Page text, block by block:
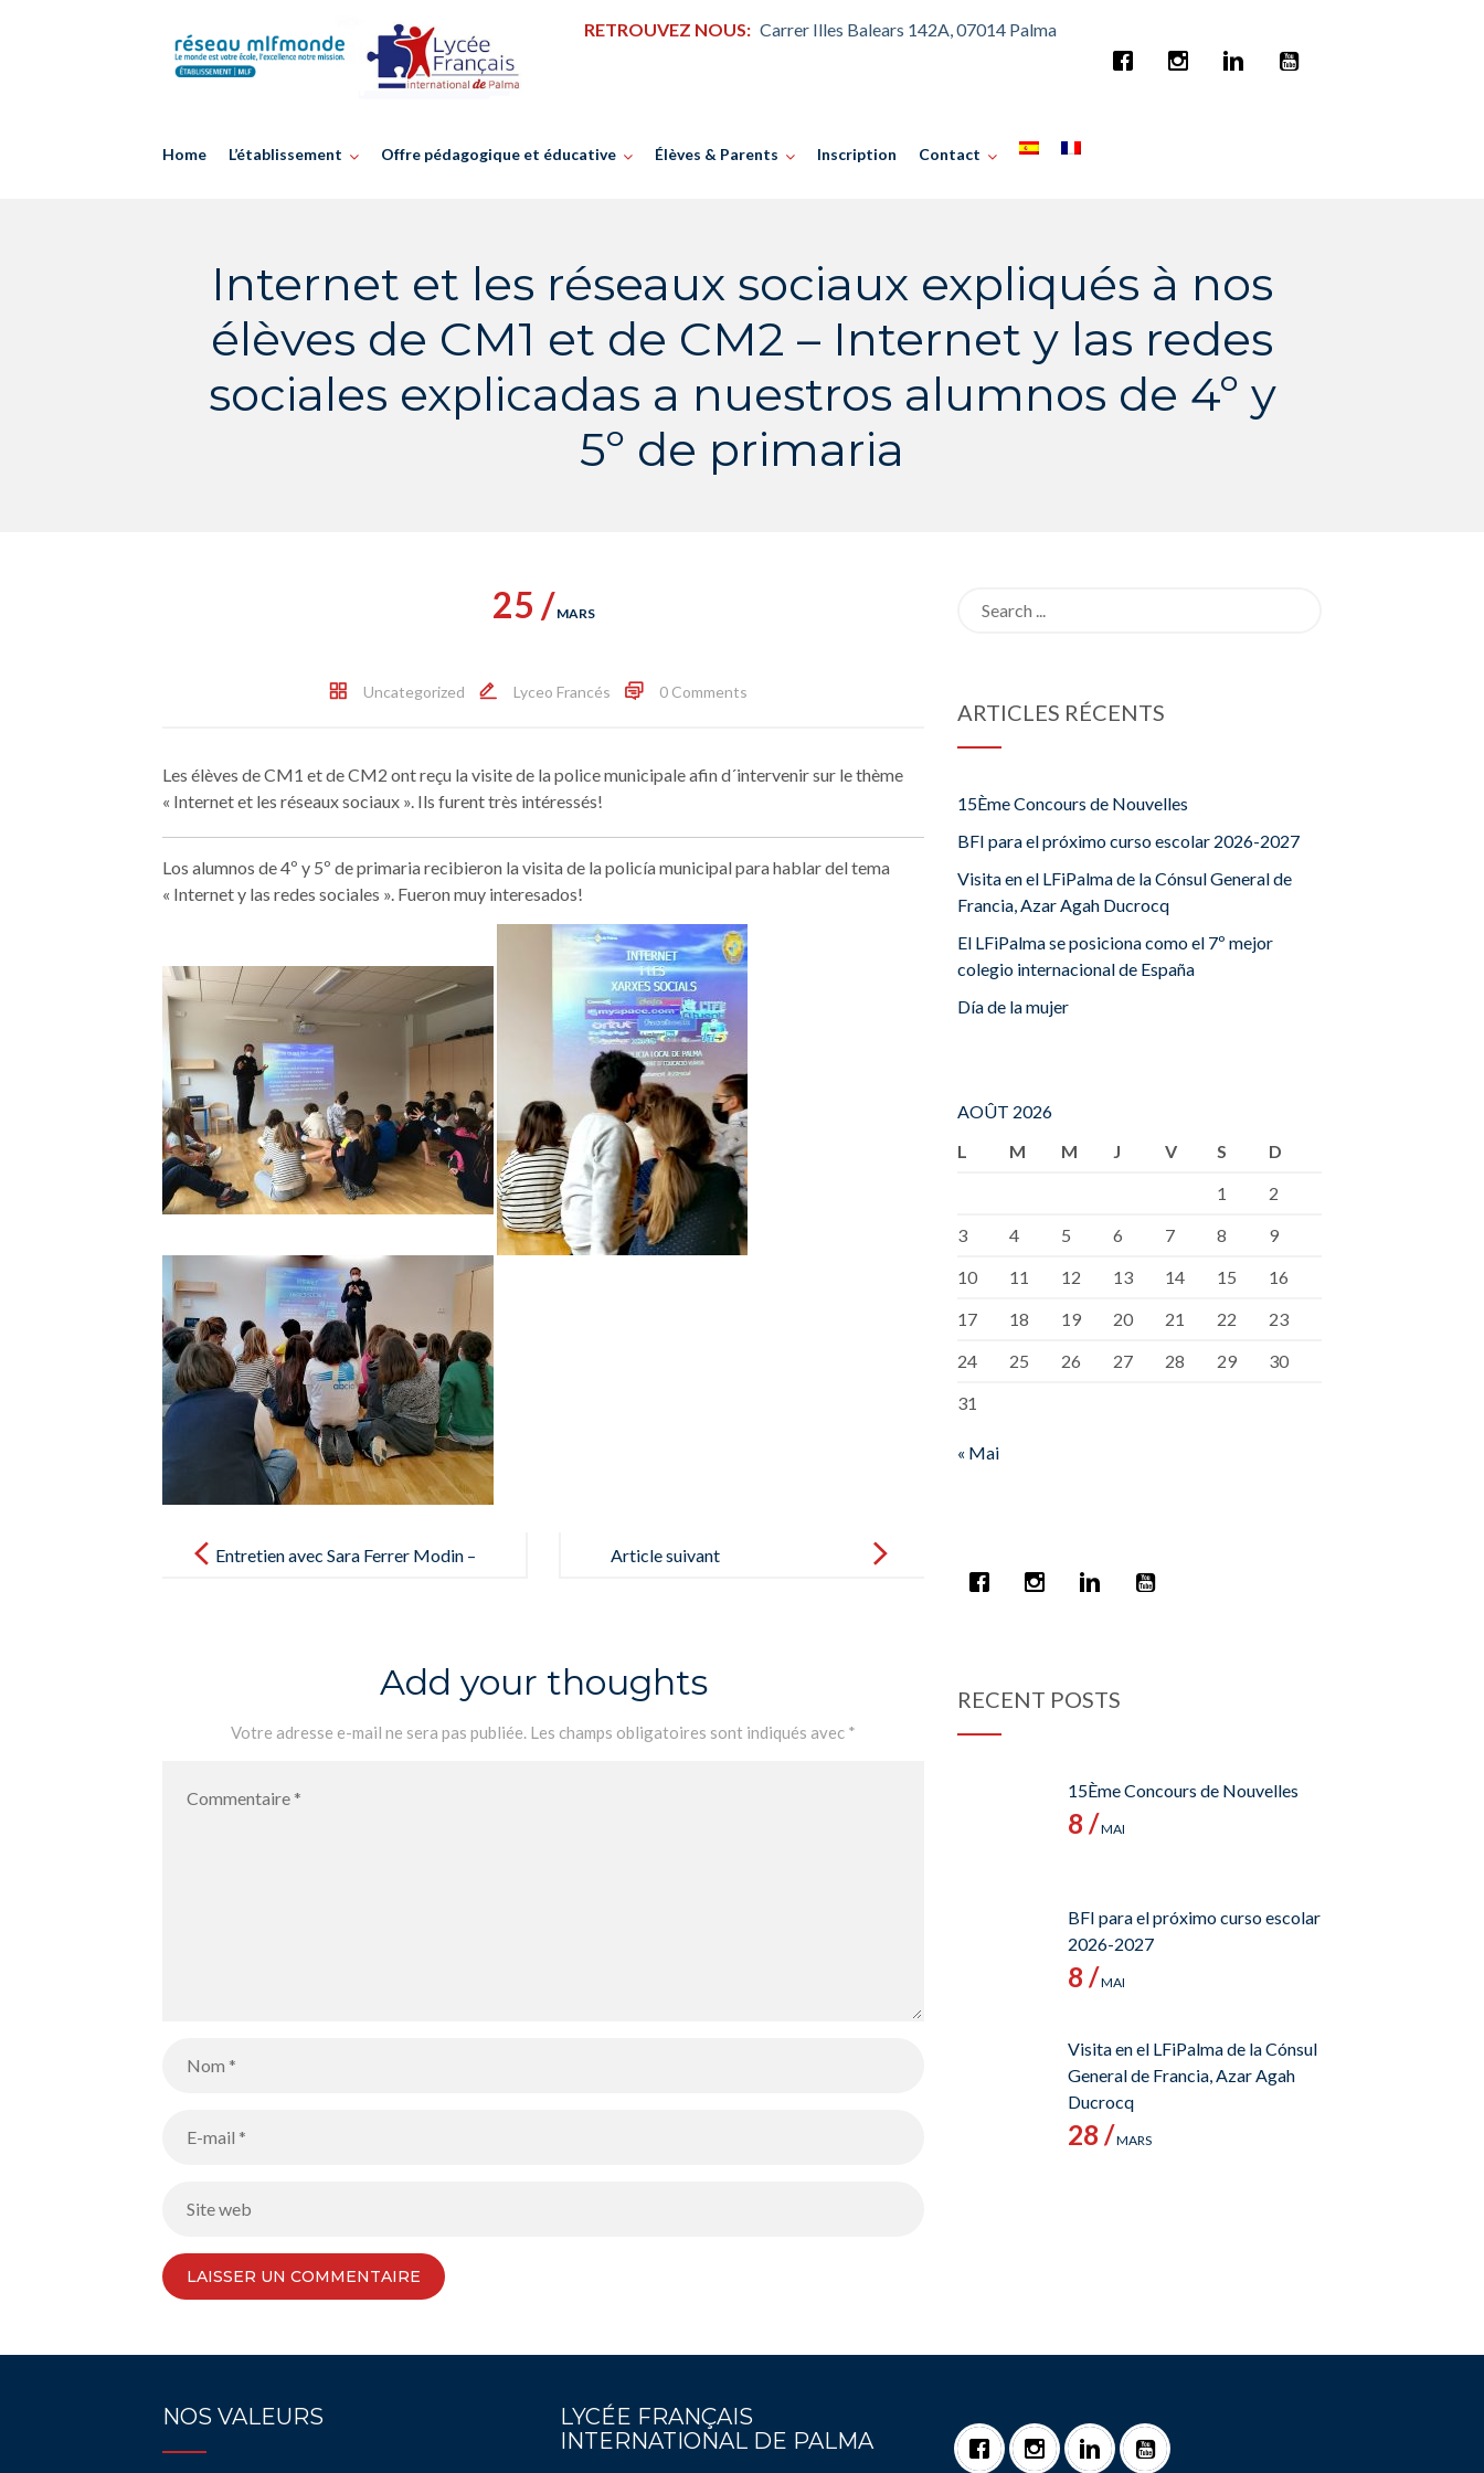
RETROUVEZ NOUS: Carrer Illes Balears 142A, 07014 Palma
Home L’établissement Offre pédagogique et éducative Élèves & Parents Inscription Contact
Internet et les réseaux sociaux expliqués à nos
élèves de CM1 et de CM2 – Internet y las redes
sociales explicadas a nuestros alumnos de 4º y
5º de primaria
25 / MARS
Uncategorized Lyceo Francés 0 Comments
Les élèves de CM1 et de CM2 ont reçu la visite de la police municipale afin d´intervenir sur le thème
« Internet et les réseaux sociaux ». Ils furent très intéressés!
Los alumnos de 4º y 5º de primaria recibieron la visita de la policía municipal para hablar del tema
« Internet y las redes sociales ». Fueron muy interesados!
navigationEntretien avec Sara Ferrer Modin –
Article suivant
Add your thoughts
Votre adresse e-mail ne sera pas publiée. Les champs obligatoires sont indiqués avec *
ARTICLES RÉCENTS
15Ème Concours de Nouvelles
BFI para el próximo curso escolar 2026-2027
Visita en el LFiPalma de la Cónsul General de
Francia, Azar Agah Ducrocq
El LFiPalma se posiciona como el 7º mejor
colegio internacional de España
Día de la mujer
AOÛT 2026
L
M M J V S
D
1
2
3
4 5 6 7 8
9
10
11 12 13 14 15
16
17
18 19 20 21 22
23
24
25 26 27 28 29
30
31
« Mai
RECENT POSTS
15Ème Concours de Nouvelles
8 /MAI
BFI para el próximo curso escolar
2026-2027
8 /MAI
Visita en el LFiPalma de la Cónsul
General de Francia, Azar Agah
Ducrocq
28 /MARS
NOS VALEURS
LYCÉE FRANÇAIS
INTERNATIONAL DE PALMA